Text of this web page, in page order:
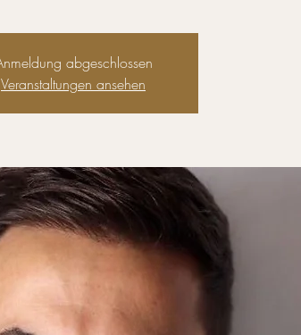
abgeschlossen
Veranstaltungen ansehen